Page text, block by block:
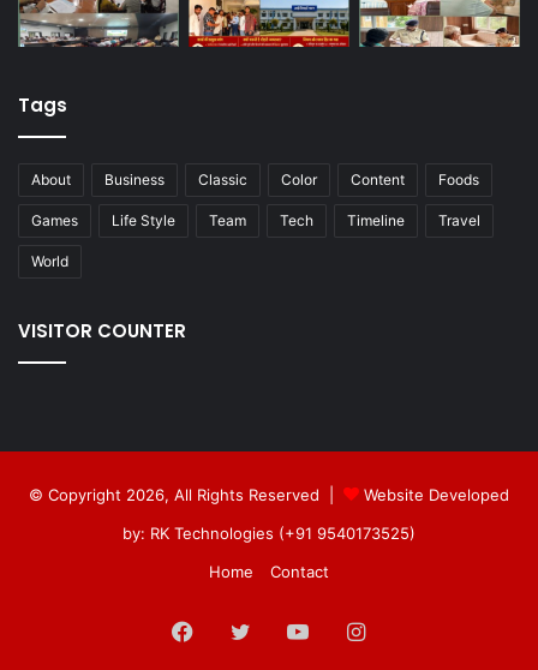
Tags
About Business Classic Color Content Foods
Games Life Style Team Tech Timeline Travel
World
VISITOR COUNTER
© Copyright 2026, All Rights Reserved |
Website Developed
by: RK Technologies (+91 9540173525)
Home
Contact
Facebook
Twitter YouTubeInstagram